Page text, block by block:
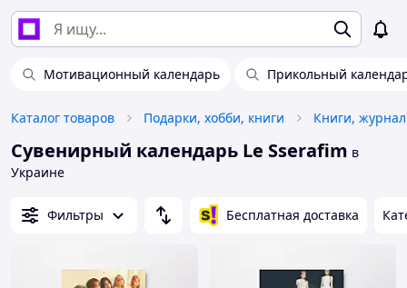
Мотивационный календарь Прикольный
Каталог товаров Подарки, хобби, книги
Сувенирный календарь Le Sserafim в
Украине
Фильтры Бесплатная доставка